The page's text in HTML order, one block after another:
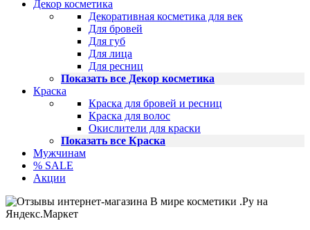
Декор косметика
Декоративная косметика для век
Для бровей
Для губ
Для лица
Для ресниц
Показать все Декор косметика
Краска
Краска для бровей и ресниц
Краска для волос
Окислители для краски
Показать все Краска
Мужчинам
% SALE
Акции